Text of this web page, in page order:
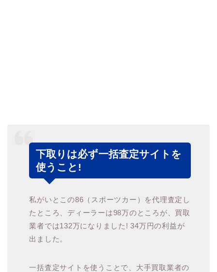
下取りは必ず一括査定サイトを
使うこと!
私がいとこの86（スポーツカー）を代理査定し
たところ、ディーラーは98万のところが、買取
業者では132万になりました! 34万円の利益が
出ました。
一括査定サイトを使うことで、大手買取業者の